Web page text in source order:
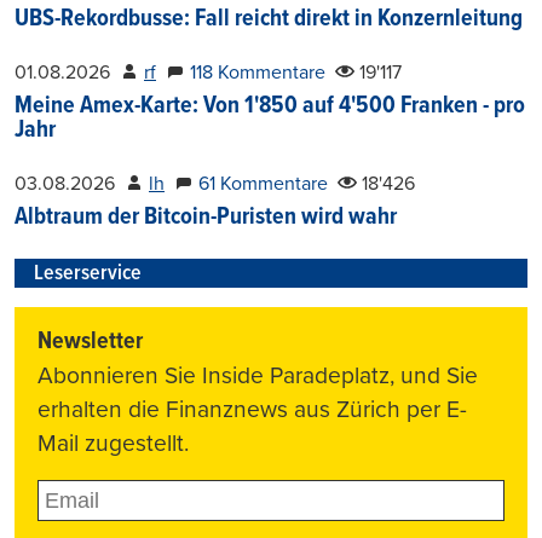
UBS-Rekordbusse: Fall reicht direkt in Konzernleitung
01.08.2026 rf 118 Kommentare 19'117
Meine Amex-Karte: Von 1'850 auf 4'500 Franken - pro
Jahr
03.08.2026 lh 61 Kommentare 18'426
Albtraum der Bitcoin-Puristen wird wahr
Leserservice
Newsletter
Abonnieren Sie Inside Paradeplatz, und Sie
erhalten die Finanznews aus Zürich per E-
Mail zugestellt.